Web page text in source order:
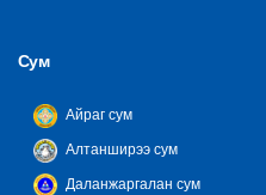
Сум
Айраг сум
Алтанширээ сум
Даланжаргалан сум